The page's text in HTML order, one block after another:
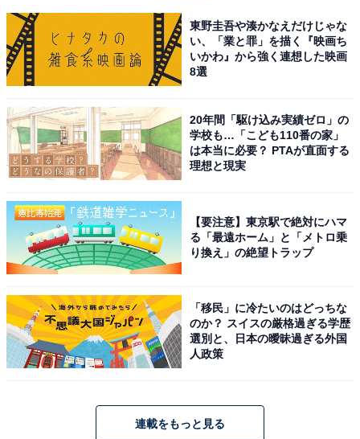
東野圭吾や湊かなえだけじゃな
い、「業と罪」を描く『映画ち
いかわ』から強く連想した映画
8選
20年間「駆け込み実績ゼロ」の
学校も…「こども110番の家」
は本当に必要？ PTAが直面する
理想と現実
【要注意】東京駅で絶対にハマ
る「最遠ホーム」と「メトロ乗
り換え」の絶望トラップ
「移民」に冷たいのはどっちな
のか？ スイスの厳格過ぎる学歴
選別と、日本の曖昧過ぎる外国
人政策
連載をもっと見る